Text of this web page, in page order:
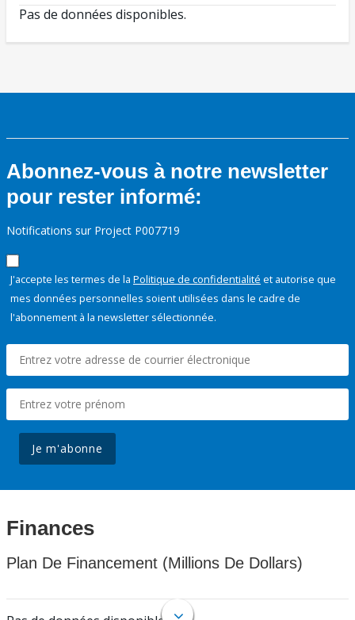
Pas de données disponibles.
Abonnez-vous à notre newsletter
pour rester informé:
Notifications sur Project P007719
J'accepte les termes de la Politique de confidentialité et autorise que
mes données personnelles soient utilisées dans le cadre de
l'abonnement à la newsletter sélectionnée.
Je m'abonne
Finances
Plan De Financement (Millions De Dollars)